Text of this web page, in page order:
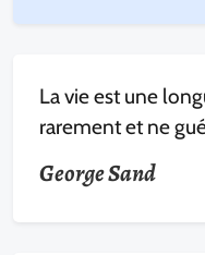
La vie est une
rarement et ne
George Sand